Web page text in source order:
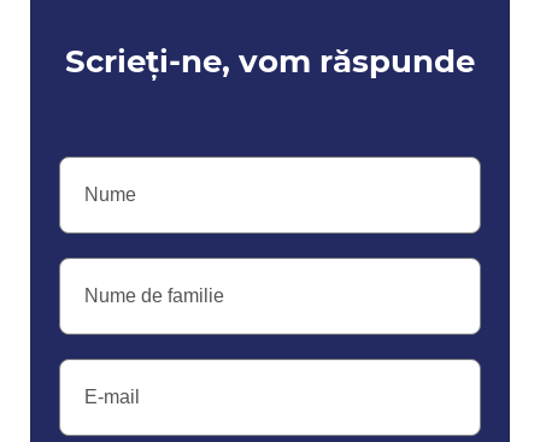
Scrieți-ne, vom răspunde